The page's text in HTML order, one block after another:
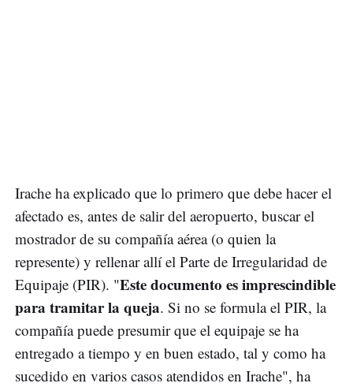
Irache ha explicado que lo primero que debe hacer el
afectado es, antes de salir del aeropuerto, buscar el
mostrador de su compañía aérea (o quien la
represente) y rellenar allí el Parte de Irregularidad de
Equipaje (PIR). "Este documento es imprescindible
para tramitar la queja. Si no se formula el PIR, la
compañía puede presumir que el equipaje se ha
entregado a tiempo y en buen estado, tal y como ha
sucedido en varios casos atendidos en Irache", ha